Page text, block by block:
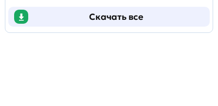
Скачать все